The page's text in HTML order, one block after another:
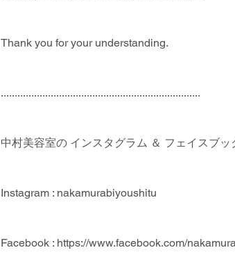
Thank you for your understanding.
........................................................................
中村美容室の インスタグラム ＆ フェイスブッ
Instagram : nakamurabiyoushitu
Facebook : https://www.facebook.com/